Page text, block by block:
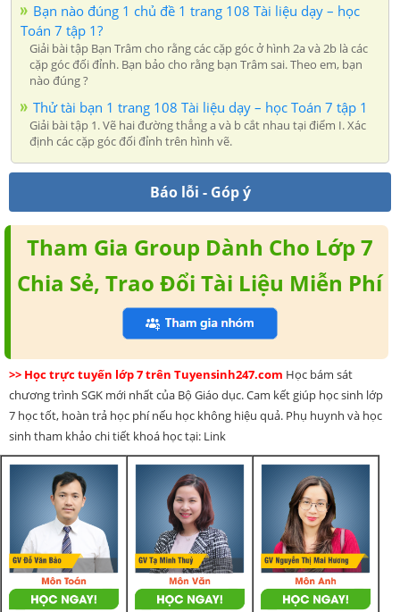
Bạn nào đúng 1 chủ đề 1 trang 108 Tài liệu dạy – học
Toán 7 tập 1?
Giải bài tập Bạn Trâm cho rằng các cặp góc ở hình 2a và 2b là các
cặp góc đối đỉnh. Bạn bảo cho rằng bạn Trâm sai. Theo em, bạn
nào đúng ?
Thử tài bạn 1 trang 108 Tài liệu dạy – học Toán 7 tập 1
Giải bài tập 1. Vẽ hai đường thẳng a và b cắt nhau tại điểm I. Xác
định các cặp góc đối đỉnh trên hình vẽ.
Báo lỗi - Góp ý
Tham Gia Group Dành Cho Lớp 7
Chia Sẻ, Trao Đổi Tài Liệu Miễn Phí
>> Học trực tuyến lớp 7 trên Tuyensinh247.com Học bám sát
chương trình SGK mới nhất của Bộ Giáo dục. Cam kết giúp học sinh lớp
7 học tốt, hoàn trả học phí nếu học không hiệu quả. Phụ huynh và học
sinh tham khảo chi tiết khoá học tại: Link